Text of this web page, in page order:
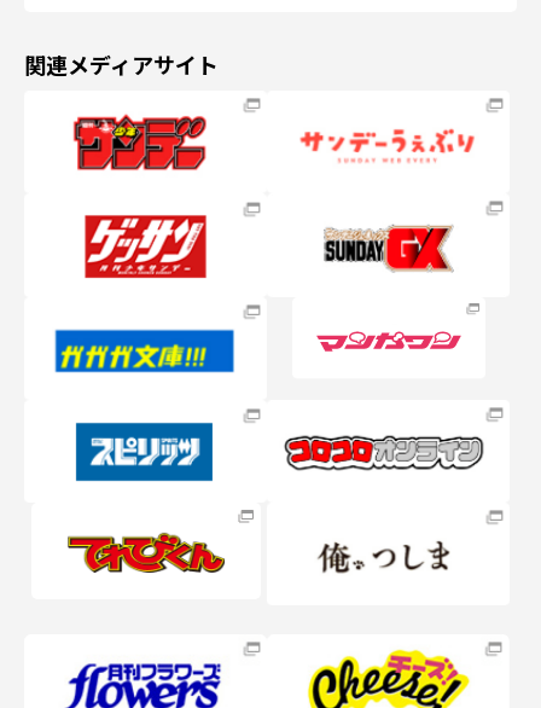
関連メディアサイト